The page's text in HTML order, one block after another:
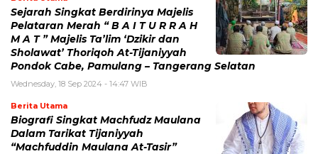
Sejarah Singkat Berdirinya Majelis
Pelataran Merah “ B A I T U R R A H
M A T ” Majelis Ta’lim ‘Dzikir dan
Sholawat’ Thoriqoh At-Tijaniyyah
Pondok Cabe, Pamulang – Tangerang Selatan
Wednesday, 18 Sep 2024 - 14:47 WIB
Berita Utama
Biografi Singkat Machfudz Maulana
Dalam Tarikat Tijaniyyah
“Machfuddin Maulana At-Tasir”